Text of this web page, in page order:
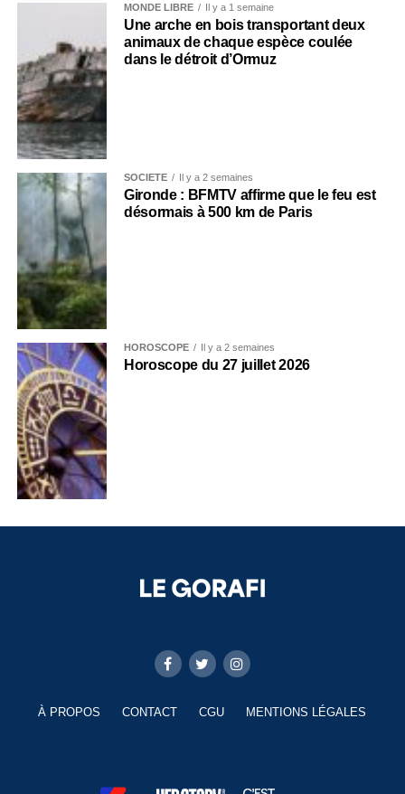
MONDE LIBRE Il y a 1 semaine
Une arche en bois transportant deux
animaux de chaque espèce coulée
dans le détroit d’Ormuz
SOCIÉTÉ Il y a 2 semaines
Gironde : BFMTV affirme que le feu est
désormais à 500 km de Paris
HOROSCOPE Il y a 2 semaines
Horoscope du 27 juillet 2026
À PROPOS CONTACT CGU MENTIONS LÉGALES